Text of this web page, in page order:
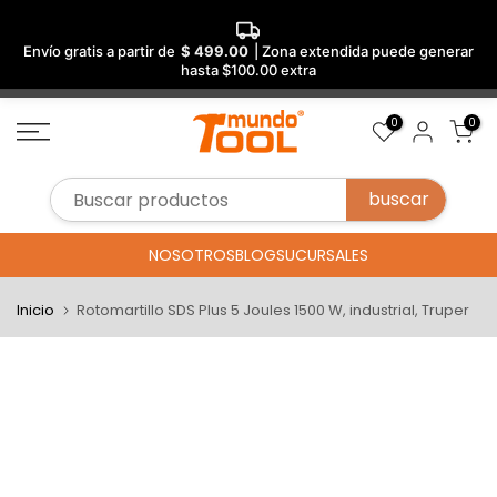
Envío gratis a partir de $ 499.00
| Zona extendida puede generar
hasta $100.00 extra
Saltar
al
0 0
NOSOTROSBLOGSUCURSALES
Inicio Rotomartillo SDS Plus 5 Joules 1500 W, industrial, Truper